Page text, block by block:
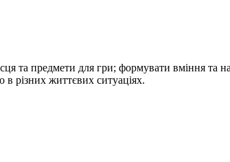
та предмети для гри; формувати вміння
в різних життєвих ситуаціях.